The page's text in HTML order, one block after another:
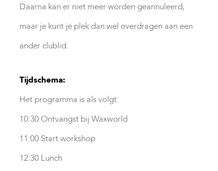
Daarna kan er niet meer worden geannuleerd,
maar je kunt je plek dan wel overdragen aan een
ander clublid.
Tijdschema:
Het programma is als volgt:
10:30 Ontvangst bij Waxworld
11:00 Start workshop
12:30 Lunch